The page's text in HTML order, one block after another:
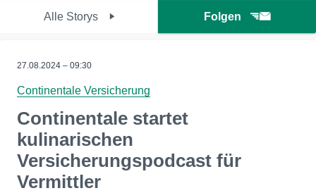
Alle Storys Folgen
27.08.2024 – 09:30
Continentale Versicherung
Continentale startet
kulinarischen
Versicherungspodcast für
Vermittler